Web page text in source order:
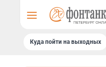
Куда пойти на выходных